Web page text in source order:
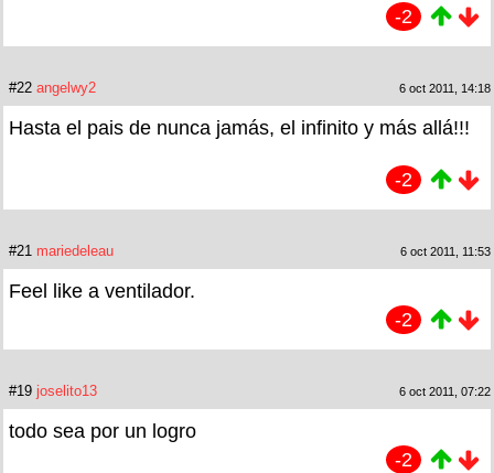
-2
#22 angelwy2 6 oct 2011, 14:18
Hasta el pais de nunca jamás, el infinito y más allá!!!
-2
#21 mariedeleau 6 oct 2011, 11:53
Feel like a ventilador.
-2
#19 joselito13 6 oct 2011, 07:22
todo sea por un logro
-2